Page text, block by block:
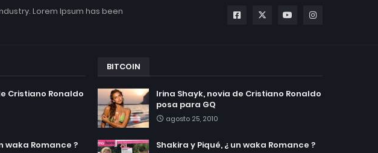
Lorem Ipsum has been
Cristiano Ronaldo
waka Romance ?
BITCOIN
Irina Shayk, novia de Cristiano Ronaldo
posa para GQ
agosto 25, 2010
Shakira y Piqué, ¿ un waka Romance ?